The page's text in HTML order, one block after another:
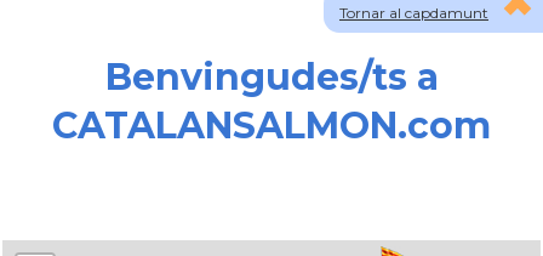
Tornar al capdamunt
Benvingudes/ts a
CATALANSALMON.com